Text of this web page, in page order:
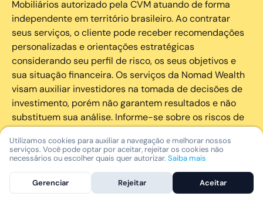
Mobiliários autorizado pela CVM atuando de forma
independente em território brasileiro. Ao contratar
seus serviços, o cliente pode receber recomendações
personalizadas e orientações estratégicas
considerando seu perfil de risco, os seus objetivos e
sua situação financeira. Os serviços da Nomad Wealth
visam auxiliar investidores na tomada de decisões de
investimento, porém não garantem resultados e não
substituem sua análise. Informe-se sobre os riscos de
cada investimento e invista com responsabilidade.
As marcas registradas, logotipos e marcas de serviço
que aparecem nos Serviços, incluindo, mas não se
limitando à marca registrada “Nomad” são marcas
Utilizamos cookies para auxiliar a navegação e melhorar nossos
serviços. Você pode optar por aceitar, rejeitar os cookies não
necessários ou escolher quais quer autorizar. Saiba mais
Gerenciar Rejeitar Aceitar